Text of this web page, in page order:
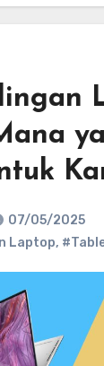
07/05/2025
Laptop,